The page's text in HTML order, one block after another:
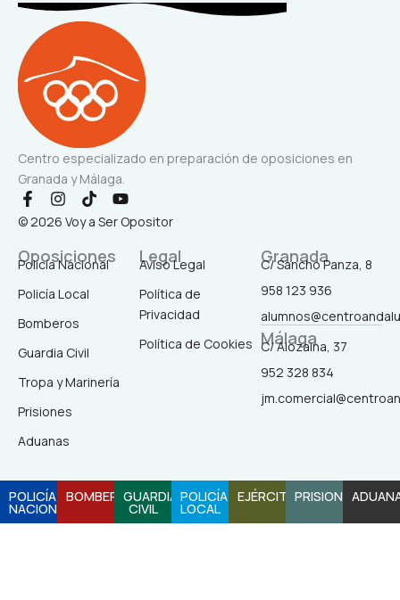
Centro especializado en preparación de oposiciones en
Granada y Málaga.
F
a
c
b
o
-
I
n
s
a
r
m
T
i
k
o
Y
o
u
© 2026 Voy a Ser Opositor
Oposiciones
Policía Nacional
Policía Local
Bomberos
Guardia Civil
Tropa y Marinería
Prisiones
Aduanas
Legal
Aviso Legal
Política de
Privacidad
Política de Cookies
Granada
C/ Sancho Panza, 8
958 123 936
Málaga
C/ Alozaina, 37
952 328 834
POLICÍA
NACIONAL
BOMBEROSGUARDIA
CIVIL
POLICÍA
LOCAL
EJÉRCITOPRISIONES